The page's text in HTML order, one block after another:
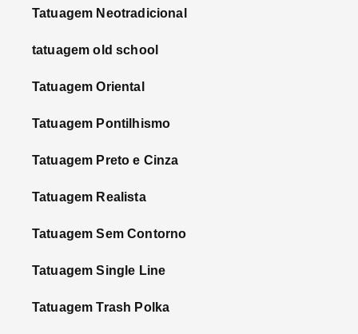
Tatuagem Neotradicional
tatuagem old school
Tatuagem Oriental
Tatuagem Pontilhismo
Tatuagem Preto e Cinza
Tatuagem Realista
Tatuagem Sem Contorno
Tatuagem Single Line
Tatuagem Trash Polka